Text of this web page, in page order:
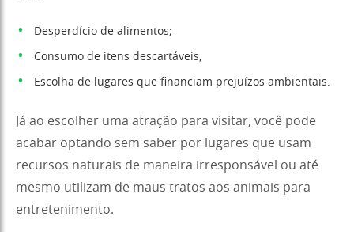
Desperdício de alimentos;
Consumo de itens descartáveis;
Escolha de lugares que financiam prejuízos ambientais.
Já ao escolher uma atração para visitar, você pode
acabar optando sem saber por lugares que usam
recursos naturais de maneira irresponsável ou até
mesmo utilizam de maus tratos aos animais para
entretenimento.